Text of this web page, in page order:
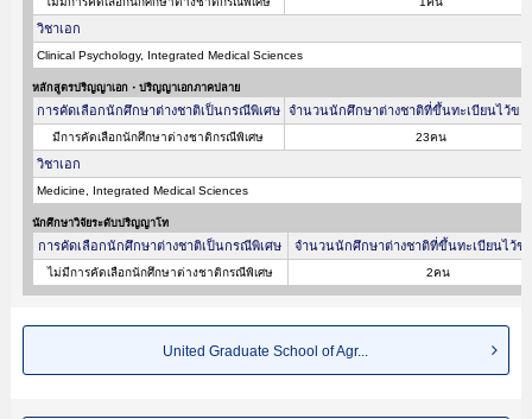
วิชาเอก
Clinical Psychology, Integrated Medical Sciences
หลักสูตรปริญญาเอก・ปริญญาเอกภาคปลาย
การคัดเลือกนักศึกษาต่างชาติเป็นกรณีพิเศษ จำนวนนักศึกษาต่างชาติที่ขึ้นทะเบียนไว้ขอ
มีการคัดเลือกนักศึกษาต่างชาติกรณีพิเศษ 23คน
วิชาเอก
Medicine, Integrated Medical Sciences
นักศึกษาวิจัยระดับปริญญาโท
การคัดเลือกนักศึกษาต่างชาติเป็นกรณีพิเศษ จำนวนนักศึกษาต่างชาติที่ขึ้นทะเบียนไว้ข
ไม่มีการคัดเลือกนักศึกษาต่างชาติกรณีพิเศษ 2คน
United Graduate School of Agr...